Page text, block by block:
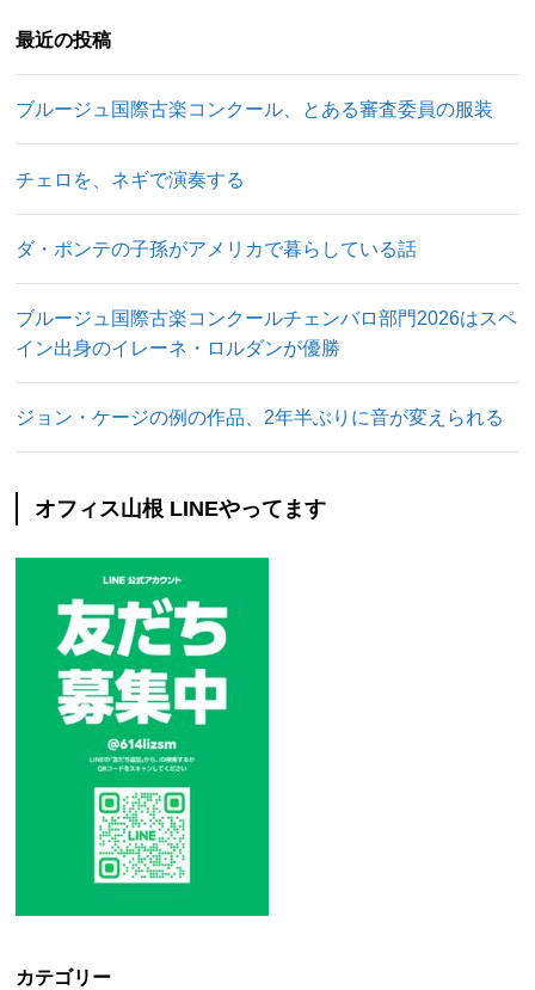
最近の投稿
ブルージュ国際古楽コンクール、とある審査委員の服装
チェロを、ネギで演奏する
ダ・ポンテの子孫がアメリカで暮らしている話
ブルージュ国際古楽コンクールチェンバロ部門2026はスペ
イン出身のイレーネ・ロルダンが優勝
ジョン・ケージの例の作品、2年半ぶりに音が変えられる
オフィス山根 LINEやってます
カテゴリー